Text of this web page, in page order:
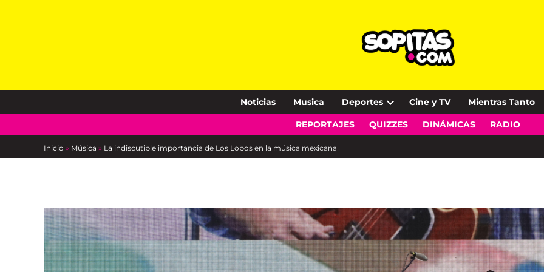
Noticias Musica Deportes
Open
dropdown
Cine y TV Mientras Tanto
REPORTAJES QUIZZES DINÁMICAS RADIO
Inicio » Música » La indiscutible importancia de Los Lobos en la música mexicana